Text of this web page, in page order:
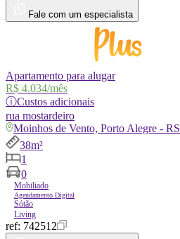
Fale com um especialista
Apartamento para alugar
R$ 4.034/mês
ⓘCustos adicionais
rua mostardeiro
Moinhos de Vento, Porto Alegre - RS
38m²
1
0
Mobiliado
Agendamento Digital
Sótão
Living
ref: 742512